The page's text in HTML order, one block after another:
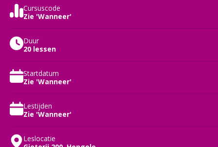
Cursuscode
Zie 'Wanneer'
Duur
20 lessen
Startdatum
Zie 'Wanneer'
Lestijden
Zie 'Wanneer'
Leslocatie